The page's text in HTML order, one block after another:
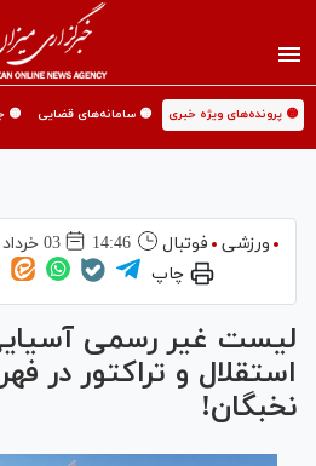
🟡 پرونده‌های ویژه خبری 🟡 سامانه‌های قضایی 🟡
ورزشی فوتبال 14:46 03 خرداد 1405
چاپ
لیست غیر رسمی
استقلال و تراکتور در
نخبگان!